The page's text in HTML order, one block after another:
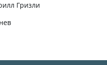
Гризли